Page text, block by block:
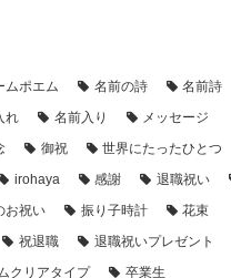
ムポエム 名前の詩 名前詩
れ 名前入り
メッセージ
御祝 世界にたったひとつ
irohaya 感謝 退職祝い
お祝い 振り子時計
花束
祝退職
退職祝いプレゼント
クリアタイプ
卒業生